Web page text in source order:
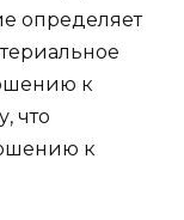
определяет
к
что
к